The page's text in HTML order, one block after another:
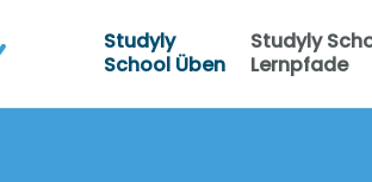
Studyly
School Üben
Studyly
Lernpfade